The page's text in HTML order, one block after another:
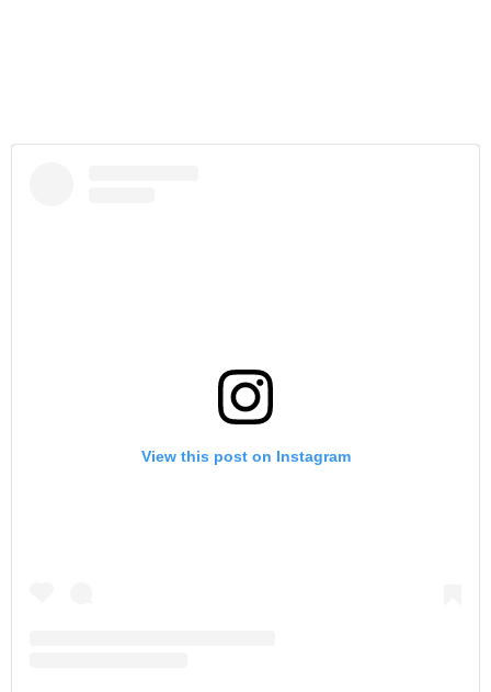
View this post on Instagram